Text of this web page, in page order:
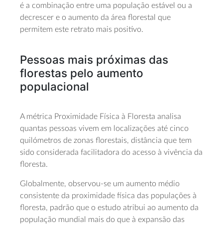
é a combinação entre uma população estável ou a
decrescer e o aumento da área florestal que
permitem este retrato mais positivo.
Pessoas mais próximas das
florestas pelo aumento
populacional
A métrica Proximidade Física à Floresta analisa
quantas pessoas vivem em localizações até cinco
quilómetros de zonas florestais, distância que tem
sido considerada facilitadora do acesso à vivência da
floresta.
Globalmente, observou-se um aumento médio
consistente da proximidade física das populações à
floresta, padrão que o estudo atribui ao aumento da
população mundial mais do que à expansão das